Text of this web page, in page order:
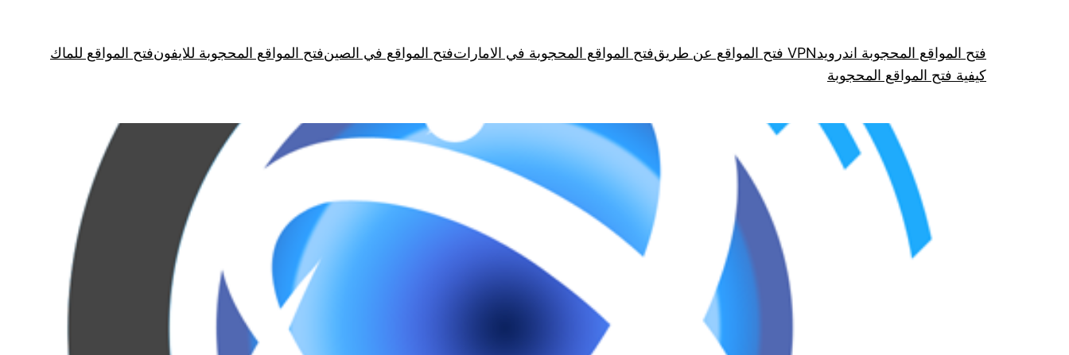
contentفتح المواقع للماكفتح المواقع المحجوبة للايفونفتح المواقع في الصينفتح المواقع المحجوبة في الامارات فتح المواقع عن طريق VPNفتح المواقع المحجوبة اندرويد
كيفية فتح المواقع المحجوبة